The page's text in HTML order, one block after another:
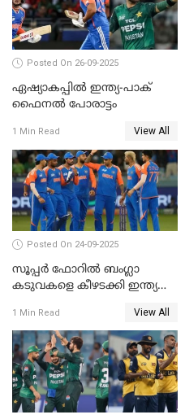
Posted On 26-09-2025
ഏഷ്യാകപ്പില്‍ ഇന്ത്യ-പാക്
ഫൈനല്‍ പോരാട്ടം
1 Min Read View All
Posted On 24-09-2025
സൂപ്പർ ഫോറിൽ ബംഗ്ലാ
കടുവകളെ കീഴടക്കി ഇന്ത്യ
1 Min Read View All